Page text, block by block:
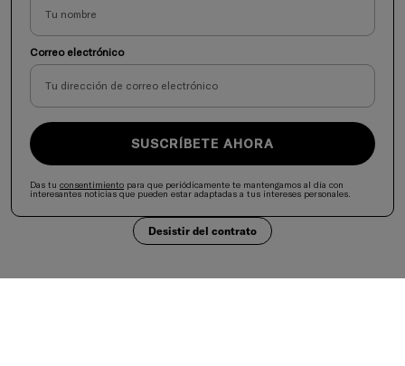
Correo electrónico
SUSCRÍBETE AHORA
Das tu consentimiento para que periódicamente te mantengamos al día con
interesantes noticias que pueden estar adaptadas a tus intereses personales.
Desistir del contrato